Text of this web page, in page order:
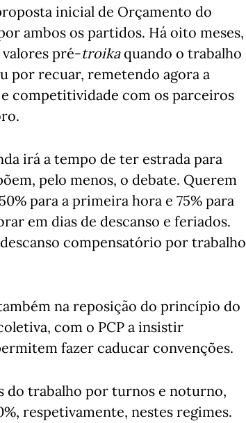
inicial de Orçamento do
ambos os partidos. Há oito meses,
pré-troikaquando o trabalho
por recuar, remetendo agora a
competitividade com os parceiros
irá a tempo de ter estrada para
pelo menos, o debate. Querem
para a primeira hora e 75% para
em dias de descanso e feriados.
compensatório por trabalho
na reposição do princípio do
com o PCP a insistir
fazer caducar convenções.
do trabalho por turnos e noturno,
respetivamente, nestes regimes.